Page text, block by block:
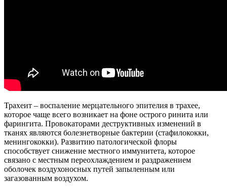
Трахеит – воспаление мерцательного эпителия в трахее,
которое чаще всего возникает на фоне острого ринита или
фарингита. Провокаторами деструктивных изменений в
тканях являются болезнетворные бактерии (стафилококки,
менингококки). Развитию патологической флоры
способствует снижение местного иммунитета, которое
связано с местным переохлаждением и раздражением
оболочек воздухоносных путей запыленным или
загазованным воздухом.